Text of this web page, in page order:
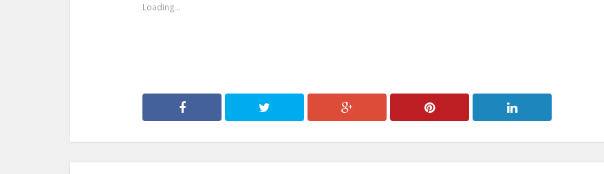
Loading...